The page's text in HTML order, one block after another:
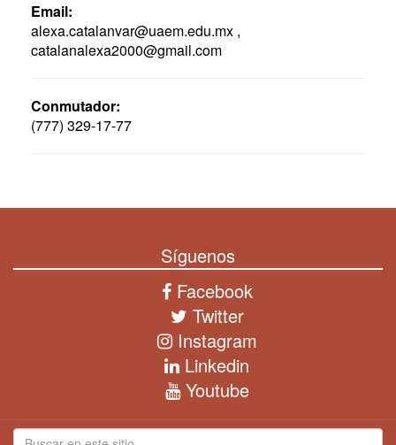
Email:
alexa.catalanvar@uaem.edu.mx ,
catalanalexa2000@gmail.com
Conmutador:
(777) 329-17-77
Síguenos
Facebook
Twitter
Instagram
Linkedin
Youtube